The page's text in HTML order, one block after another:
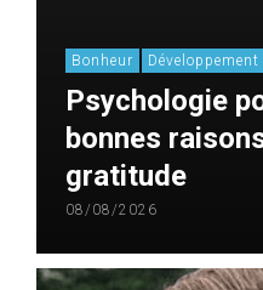
Bonheur Développement
Psychologie
bonnes
gratitude
08/08/2026